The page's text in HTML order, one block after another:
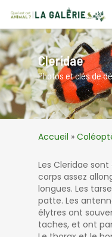
main
content
Cleridae
Photos et clés de
Accueil »
Les Cleridae
corps assez
longues. Les
patte. Les
élytres ont
taches, et ont